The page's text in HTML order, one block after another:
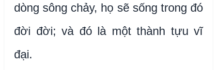
dòng sông chảy, họ sẽ sống trong đó
đời đời; và đó là một thành tựu vĩ
đại.